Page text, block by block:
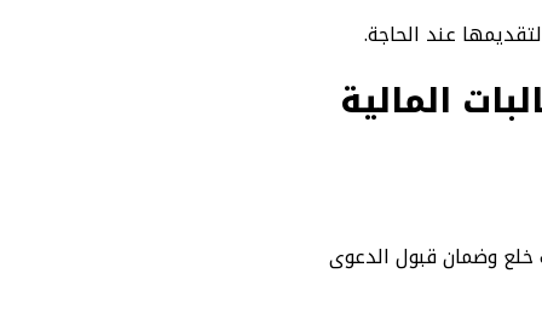
عند الحاجة.
المالية
وضمان قبول الدعوى